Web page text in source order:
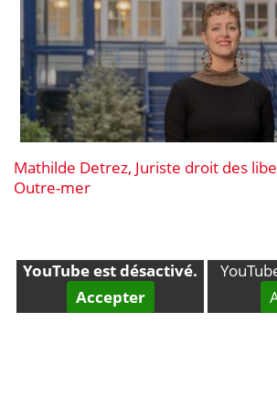
Mathilde Detrez, Juriste droit des
Outre-mer
YouTube est désactivé.
Accepter